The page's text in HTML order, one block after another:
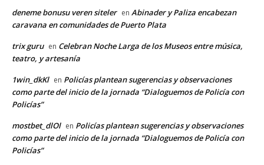
deneme bonusu veren siteler en Abinader y Paliza encabezan
caravana en comunidades de Puerto Plata
trix guru en Celebran Noche Larga de los Museos entre música,
teatro, y artesanía
1win_dkKl en Policías plantean sugerencias y observaciones
como parte del inicio de la jornada “Dialoguemos de Policía con
Policías”
mostbet_dlOl en Policías plantean sugerencias y observaciones
como parte del inicio de la jornada “Dialoguemos de Policía con
Policías”